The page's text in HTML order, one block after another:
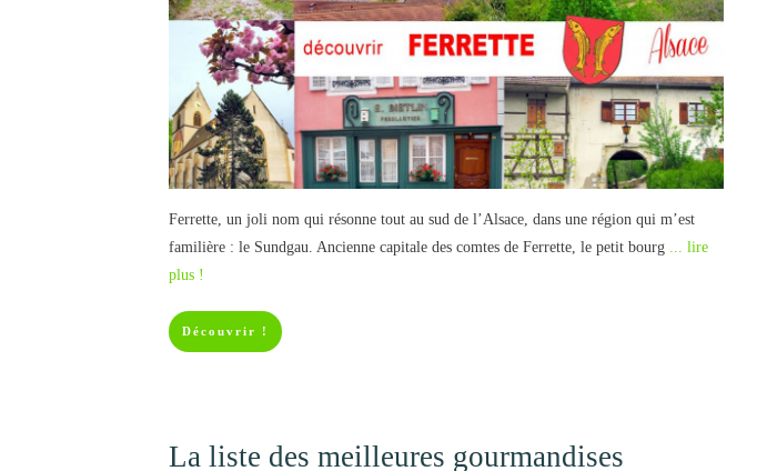
Ferrette, un joli nom qui résonne tout au sud de l’Alsace, dans une région qui m’est
familière : le Sundgau. Ancienne capitale des comtes de Ferrette, le petit bourg ... lire
plus !
Découvrir !
La liste des meilleures gourmandises